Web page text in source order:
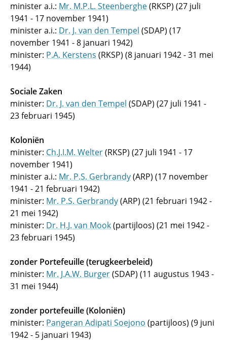
minister a.i.: Mr. M.P.L. Steenberghe(RKSP) (27 juli
1941 - 17 november 1941)
minister a.i.: Dr. J. van den Tempel (SDAP) (17
november 1941 - 8 januari 1942)
minister: P.A. Kerstens (RKSP) (8 januari 1942 - 31 mei
1944)
Sociale Zaken
minister: Dr. J. van den Tempel (SDAP) (27 juli 1941 -
23 februari 1945)
Koloniën
minister: Ch.J.I.M. Welter(RKSP) (27 juli 1941 - 17
november 1941)
minister a.i.: Mr. P.S. Gerbrandy(ARP) (17 november
1941 - 21 februari 1942)
minister: Mr. P.S. Gerbrandy(ARP) (21 februari 1942 -
21 mei 1942)
minister: Dr. H.J. van Mook(partijloos) (21 mei 1942 -
23 februari 1945)
zonder Portefeuille (terugkeerbeleid)
minister: Mr. J.A.W. Burger(SDAP) (11 augustus 1943 -
31 mei 1944)
zonder portefeuille (Koloniën)
minister: Pangeran Adipati Soejono (partijloos) (9 juni
1942 - 5 januari 1943)